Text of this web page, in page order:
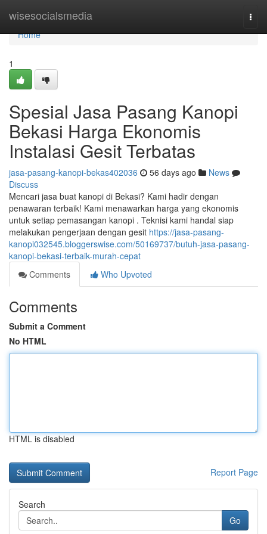
wisesocialsmedia
Home
Home
1
Spesial Jasa Pasang Kanopi
Bekasi Harga Ekonomis
Instalasi Gesit Terbatas
jasa-pasang-kanopi-bekas402036 56 days ago
News
Discuss
Mencari jasa buat kanopi di Bekasi? Kami hadir dengan
penawaran terbaik! Kami menawarkan harga yang ekonomis
untuk setiap pemasangan kanopi . Teknisi kami handal siap
melakukan pengerjaan dengan gesit https://jasa-pasang-
kanopi032545.bloggerswise.com/50169737/butuh-jasa-pasang-
kanopi-bekasi-terbaik-murah-cepat
Comments
Who Upvoted
Comments
Submit a Comment
No HTML
HTML is disabled
Report Page
Search
Go